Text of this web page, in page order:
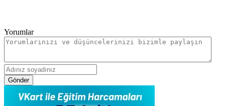
Yorumlar
Gönder